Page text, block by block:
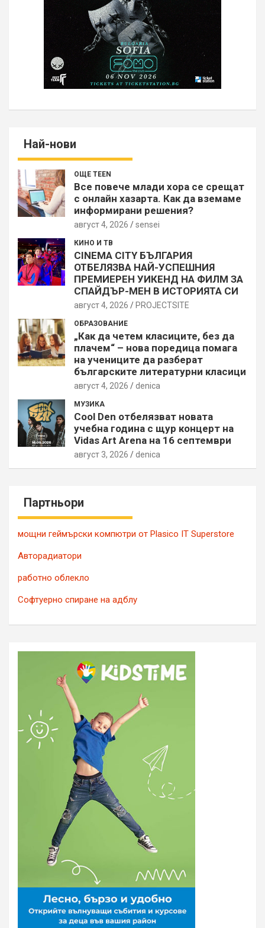
Най-нови
ОЩЕ TEEN
Все повече млади хора се срещат
с онлайн хазарта. Как да вземаме
информирани решения?
август 4, 2026 sensei
КИНО И ТВ
CINEMA CITY БЪЛГАРИЯ
ОТБЕЛЯЗВА НАЙ-УСПЕШНИЯ
ПРЕМИЕРЕН УИКЕНД НА ФИЛМ ЗА
СПАЙДЪР-МЕН В ИСТОРИЯТА СИ
август 4, 2026 PROJECTSITЕ
ОБРАЗОВАНИЕ
„Как да четем класиците, без да
плачем“ – нова поредица помага
на учениците да разберат
българските литературни класици
август 4, 2026 denica
МУЗИКА
Cool Den отбелязват новата
учебна година с щур концерт на
Vidas Art Arena на 16 септември
август 3, 2026 denica
Партньори
мощни геймърски компютри от Plasico IT Superstore
Авторадиатори
работно облекло
Софтуерно спиране на адблу